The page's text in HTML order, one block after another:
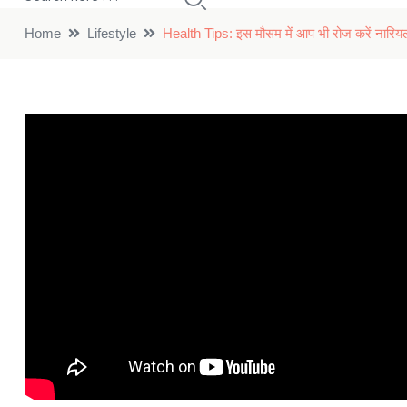
Home Lifestyle Health Tips: इस मौसम में आप भी रोज करें